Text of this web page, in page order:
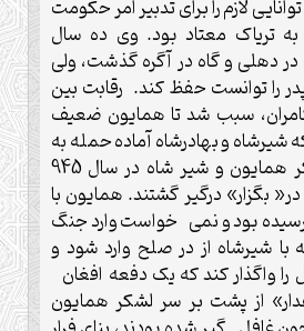
لازم را برای تدبیر امر حکومت
تریاک معتاد بود. وی ده سال
دهلی و گاه در آگره گذشت، ولی
را توانست حفظ کند. رقابت بین
سبب شد تا همایون ضعیف
شیرشاه و بهادرشاه آماده حمله به
همایون شدند. لشکر همایون و شیر شاه در سال 945
در« بگزار» درگیر گشتند. همایون با
بود و نمی خواست وارد جنگ
با شیرشاه از در صلح وارد شود و
واگذار کند که یک دفعه افغان
از پشت بر سر لشکر همایون